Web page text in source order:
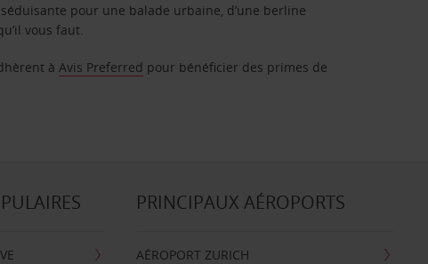
pour une balade urbaine, d’une berline
vous faut.
àAvis Preferred pour bénéficier des primes de
PRINCIPAUX AÉROPORTS
AÉROPORT ZURICH